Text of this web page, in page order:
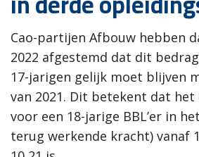
Cao-partijen Afbouw hebben
2022 afgestemd dat dit
17-jarigen gelijk moet blijven
van 2021. Dit betekent dat
voor een 18-jarige BBL’er in
terug werkende kracht) vanaf